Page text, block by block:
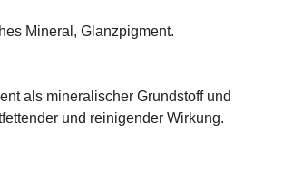
Mineral, Glanzpigment.
als mineralischer Grundstoff und
und reinigender Wirkung.